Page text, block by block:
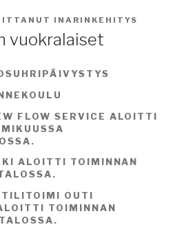
INARINKEHITYS
vuokralaiset
FLOW SERVICE ALOITTI
ALOITTI TOIMINNAN
OUTI
TOIMINNAN